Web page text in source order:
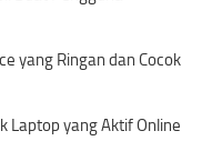
yang Ringan dan Cocok
Laptop yang Aktif Online